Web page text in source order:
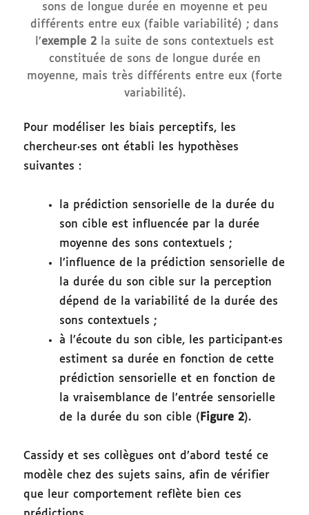
sons de longue durée en moyenne et peu
différents entre eux (faible variabilité) ; dans
l’exemple 2 la suite de sons contextuels est
constituée de sons de longue durée en
moyenne, mais très différents entre eux (forte
variabilité).
Pour modéliser les biais perceptifs, les
chercheur·ses ont établi les hypothèses
suivantes :
la prédiction sensorielle de la durée du
son cible est influencée par la durée
moyenne des sons contextuels ;
l’influence de la prédiction sensorielle de
la durée du son cible sur la perception
dépend de la variabilité de la durée des
sons contextuels ;
à l’écoute du son cible, les participant·es
estiment sa durée en fonction de cette
prédiction sensorielle et en fonction de
la vraisemblance de l’entrée sensorielle
de la durée du son cible ( Figure 2).
Cassidy et ses collègues ont d’abord testé ce
modèle chez des sujets sains, afin de vérifier
que leur comportement reflète bien ces